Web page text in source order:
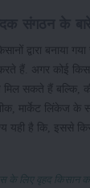
द्वारा बनाया
हैं. अगर कोई
मिल सकते हैं बल्कि,
मार्केट लिंकेज के
यही है कि, इससे
के लिए वृहद किसान